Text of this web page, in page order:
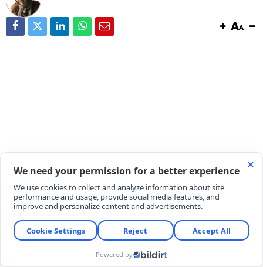
Yaz mevsiminin en nazlı ve lezzetli meyvelerinden
almaya başladı. Yapısı gereği oldukça hassas olan